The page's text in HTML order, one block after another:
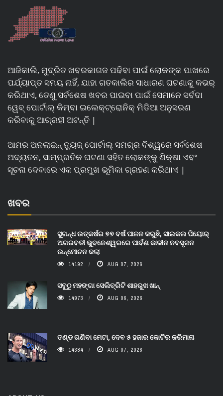
ଆଜିକାଲି, ମୁଦ୍ରିତ ଖବରକାଗଜ ପଢିବା ପାଇଁ ଲୋକଙ୍କ ପାଖରେ
ପର୍ଯ୍ୟାପ୍ତ ସମୟ ନାହିଁ, ଯାହା ଗତକାଲିର ସାଧାରଣ ଘଟଣାକୁ କଭର୍
କରିଥାଏ, ତେଣୁ ସର୍ବଶେଷ ଖବର ପାଇବା ପାଇଁ ସେମାନେ ସର୍ବଦା
ୱେବ୍ ପୋର୍ଟାଲ୍ କିମ୍ବା ଇଲେକ୍ଟ୍ରୋନିକ୍ ମିଡିଆ ଅନୁସରଣ
କରିବାକୁ ଆଗ୍ରହୀ ଅଟନ୍ତି |
ଆମର ଅନଲାଇନ୍ ନ୍ୟୁଜ୍ ପୋର୍ଟାଲ୍ ସମଗ୍ର ବିଶ୍ୱରେ ସର୍ବଶେଷ
ଅଦ୍ୟତନ, ସାମ୍ପ୍ରତିକ ଘଟଣା ସହିତ ଲୋକଙ୍କୁ ଶିକ୍ଷା ଏବଂ
ସୂଚନା ଦେବାରେ ଏକ ପ୍ରମୁଖ ଭୂମିକା ଗ୍ରହଣ କରିଥାଏ |
ଖବର
ସୁଗନ୍ଧ ଉତ୍କର୍ଷର ୭୭ ବର୍ଷ ପାଳନ କରୁଛି, ସାଇକଲ ପିୟୋର୍‌
ଅଗରବତୀ ଭୁବନେଶ୍ୱରରେ ପାର୍ବଣ କାଳୀନ ନବସୃଜନ
ଉନ୍ମୋଚନ କଲା
14192 AUG 07, 2026
ସବୁଠୁ ମହଙ୍ଗା ସେଲିବ୍ରିଟି ଶାହରୁଖ ଖାନ୍
14973 AUG 06, 2026
ତଣ୍ଡ ଗଣିବା ମେଟା, ଦେବ ୫ ହଜାର କୋଟିର ଜରିମାନା
14384 AUG 07, 2026